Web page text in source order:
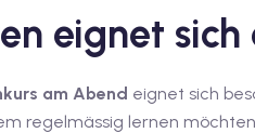
eignet
am Abend eignet sich
regelmässig lernen